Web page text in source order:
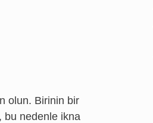
olun. Birinin bir
bu nedenle ikna